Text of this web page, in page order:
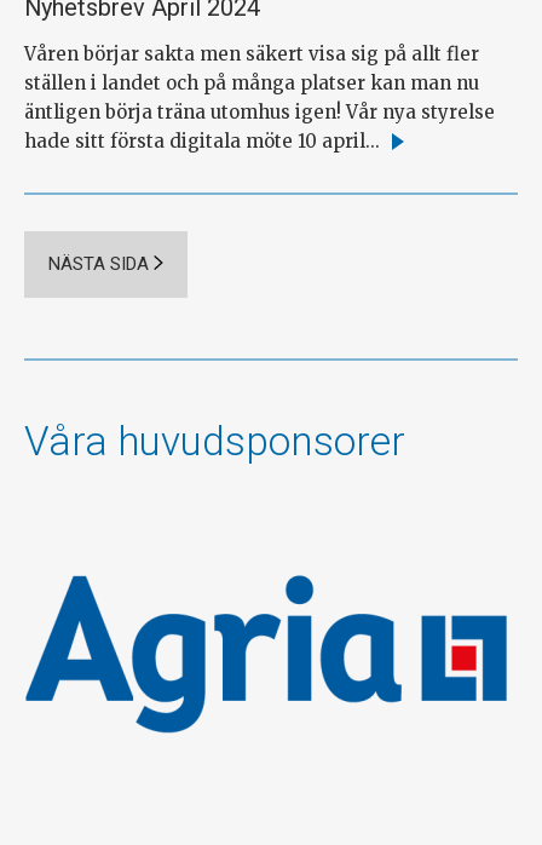
Nyhetsbrev April 2024
Våren börjar sakta men säkert visa sig på allt fler
ställen i landet och på många platser kan man nu
äntligen börja träna utomhus igen! Vår nya styrelse
hade sitt första digitala möte 10 april... Läs
NÄSTA SIDA
Våra huvudsponsorer